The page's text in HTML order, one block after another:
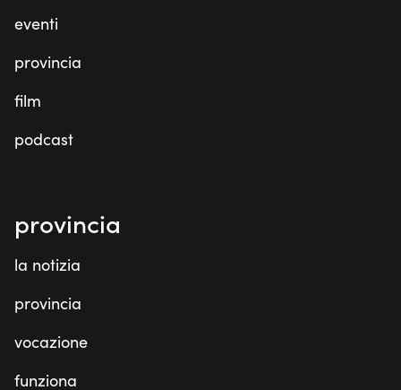
eventi
provincia
film
podcast
provincia
la notizia
provincia
vocazione
funziona